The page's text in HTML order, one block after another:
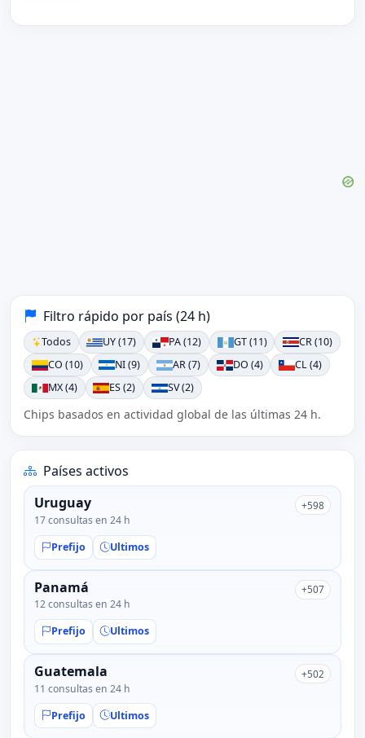
Filtro rápido por país (24 h)
Todos UY (17) PA (12) GT (11)
CR (10)
CO (10)
NI (9) AR (7) DO (4)
CL (4)
MX (4)
ES (2) SV (2)
Chips basados en actividad global de las últimas 24 h.
Países activos
Uruguay
17 consultas en 24 h
+598
Prefijo Ultimos
Panamá
12 consultas en 24 h
+507
Prefijo Ultimos
Guatemala
11 consultas en 24 h
+502
Prefijo Ultimos